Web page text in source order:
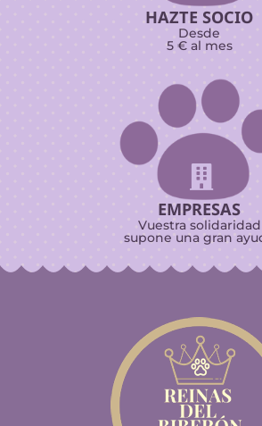
HAZTE SOCIO
Desde
5 € al mes

EMPRESAS
Vuestra solidaridad
supone una gran